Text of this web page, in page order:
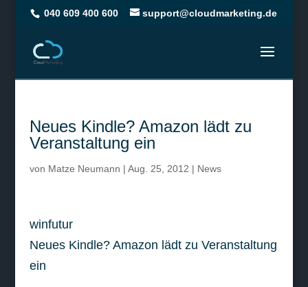
040 609 400 600 support@cloudmarketing.de
Neues Kindle? Amazon lädt zu
Veranstaltung ein
von Matze Neumann | Aug. 25, 2012 | News
winfutur
Neues Kindle? Amazon lädt zu Veranstaltung
ein